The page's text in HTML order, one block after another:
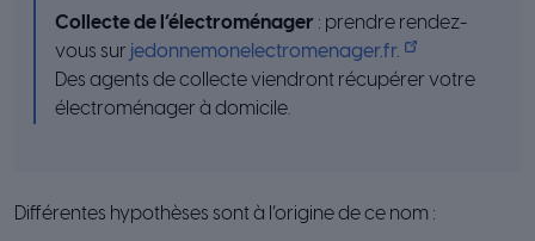
Collecte de l’électroménager : prendre rendez-
vous sur jedonnemonelectromenager.fr.
Des agents de collecte viendront récupérer votre
électroménager à domicile.
Différentes hypothèses sont à l’origine de ce nom :